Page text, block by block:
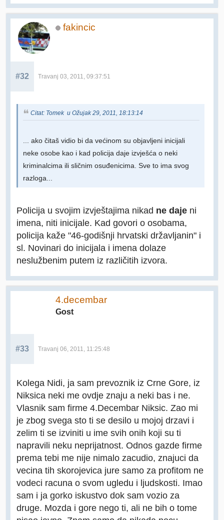
fakincic
#32 Travanj 03, 2011, 09:37:51
Citat: Tomek u Ožujak 29, 2011, 18:13:14
... ako čitaš vidio bi da većinom su objavljeni inicijali
neke osobe kao i kad policija daje izvješća o neki
kriminalcima ili sličnim osuđenicima. Sve to ima svog
razloga...
Policija u svojim izvještajima nikad ne daje ni
imena, niti inicijale. Kad govori o osobama,
policija kaže "46-godišnji hrvatski državljanin" i
sl. Novinari do inicijala i imena dolaze
neslužbenim putem iz različitih izvora.
4.decembar
Gost
#33 Travanj 06, 2011, 11:25:48
Kolega Nidi, ja sam prevoznik iz Crne Gore, iz
Niksica neki me ovdje znaju a neki bas i ne.
Vlasnik sam firme 4.Decembar Niksic. Zao mi
je zbog svega sto ti se desilo u mojoj drzavi i
zelim ti se izviniti u ime svih onih koji su ti
napravili neku neprijatnost. Odnos gazde firme
prema tebi me nije nimalo zacudio, znajuci da
vecina tih skorojevica jure samo za profitom ne
vodeci racuna o svom ugledu i ljudskosti. Imao
sam i ja gorko iskustvo dok sam vozio za
druge. Mozda i gore nego ti, ali ne bih o tome